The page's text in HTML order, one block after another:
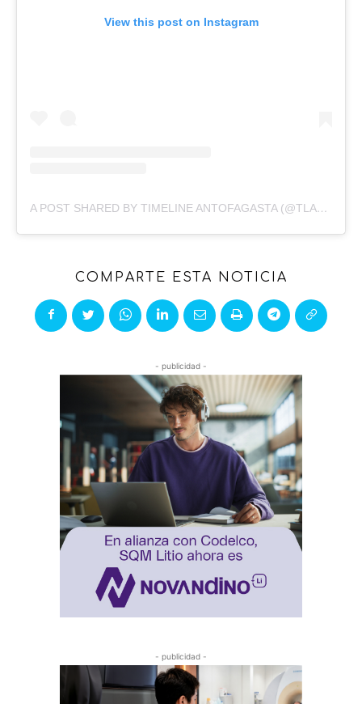
View this post on Instagram
A POST SHARED BY TIMELINE ANTOFAGASTA (@TLANTOFAGASTA)
COMPARTE ESTA NOTICIA
- publicidad -
- publicidad -